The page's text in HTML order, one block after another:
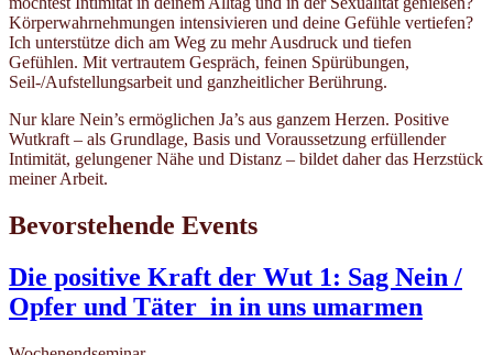
Körperwahrnehmungen intensivieren und deine Gefühle vertiefen?
Ich unterstütze dich am Weg zu mehr Ausdruck und tiefen
Gefühlen. Mit vertrautem Gespräch, feinen Spürübungen,
Seil-/Aufstellungsarbeit und ganzheitlicher Berührung.
Nur klare Nein’s ermöglichen Ja’s aus ganzem Herzen. Positive
Wutkraft – als Grundlage, Basis und Voraussetzung erfüllender
Intimität, gelungener Nähe und Distanz – bildet daher das Herzstück
meiner Arbeit.
Bevorstehende Events
Die positive Kraft der Wut 1: Sag Nein /
Opfer und Täter_in in uns umarmen